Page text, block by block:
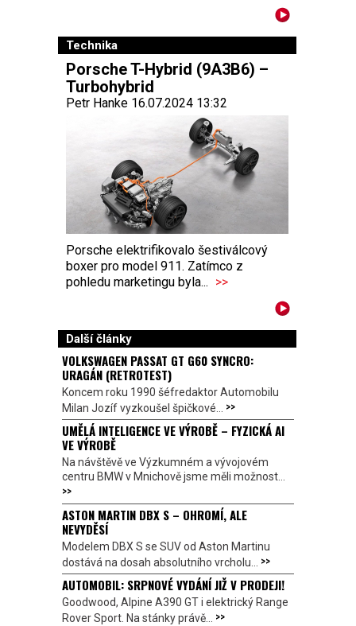
Technika
Porsche T-Hybrid (9A3B6) –
Turbohybrid
Petr Hanke 16.07.2024 13:32
Porsche elektrifikovalo šestiválcový
boxer pro model 911. Zatímco z
pohledu marketingu byla... >>
Další články
VOLKSWAGEN PASSAT GT G60 SYNCRO:
URAGÁN (RETROTEST)
Koncem roku 1990 šéfredaktor Automobilu
Milan Jozíf vyzkoušel špičkové... >>
UMĚLÁ INTELIGENCE VE VÝROBĚ – FYZICKÁ AI
VE VÝROBĚ
Na návštěvě ve Výzkumném a vývojovém
centru BMW v Mnichově jsme měli možnost...
>>
ASTON MARTIN DBX S – OHROMÍ, ALE
NEVYDĚSÍ
Modelem DBX S se SUV od Aston Martinu
dostává na dosah absolutního vrcholu... >>
AUTOMOBIL: SRPNOVÉ VYDÁNÍ JIŽ V PRODEJI!
Goodwood, Alpine A390 GT i elektrický Range
Rover Sport. Na stánky právě... >>